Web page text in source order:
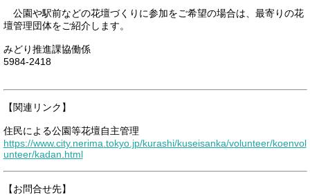
公園や駅前などの花壇づくりに参加をご希望の場合は、最寄りの花
壇管理団体をご紹介します。
みどり推進課協働係
5984‐2418
【関連リンク】
住民による公園等花壇自主管理
https://www.city.nerima.tokyo.jp/kurashi/kuseisanka/volunteer/koenvol
unteer/kadan.html
【お問合せ先】